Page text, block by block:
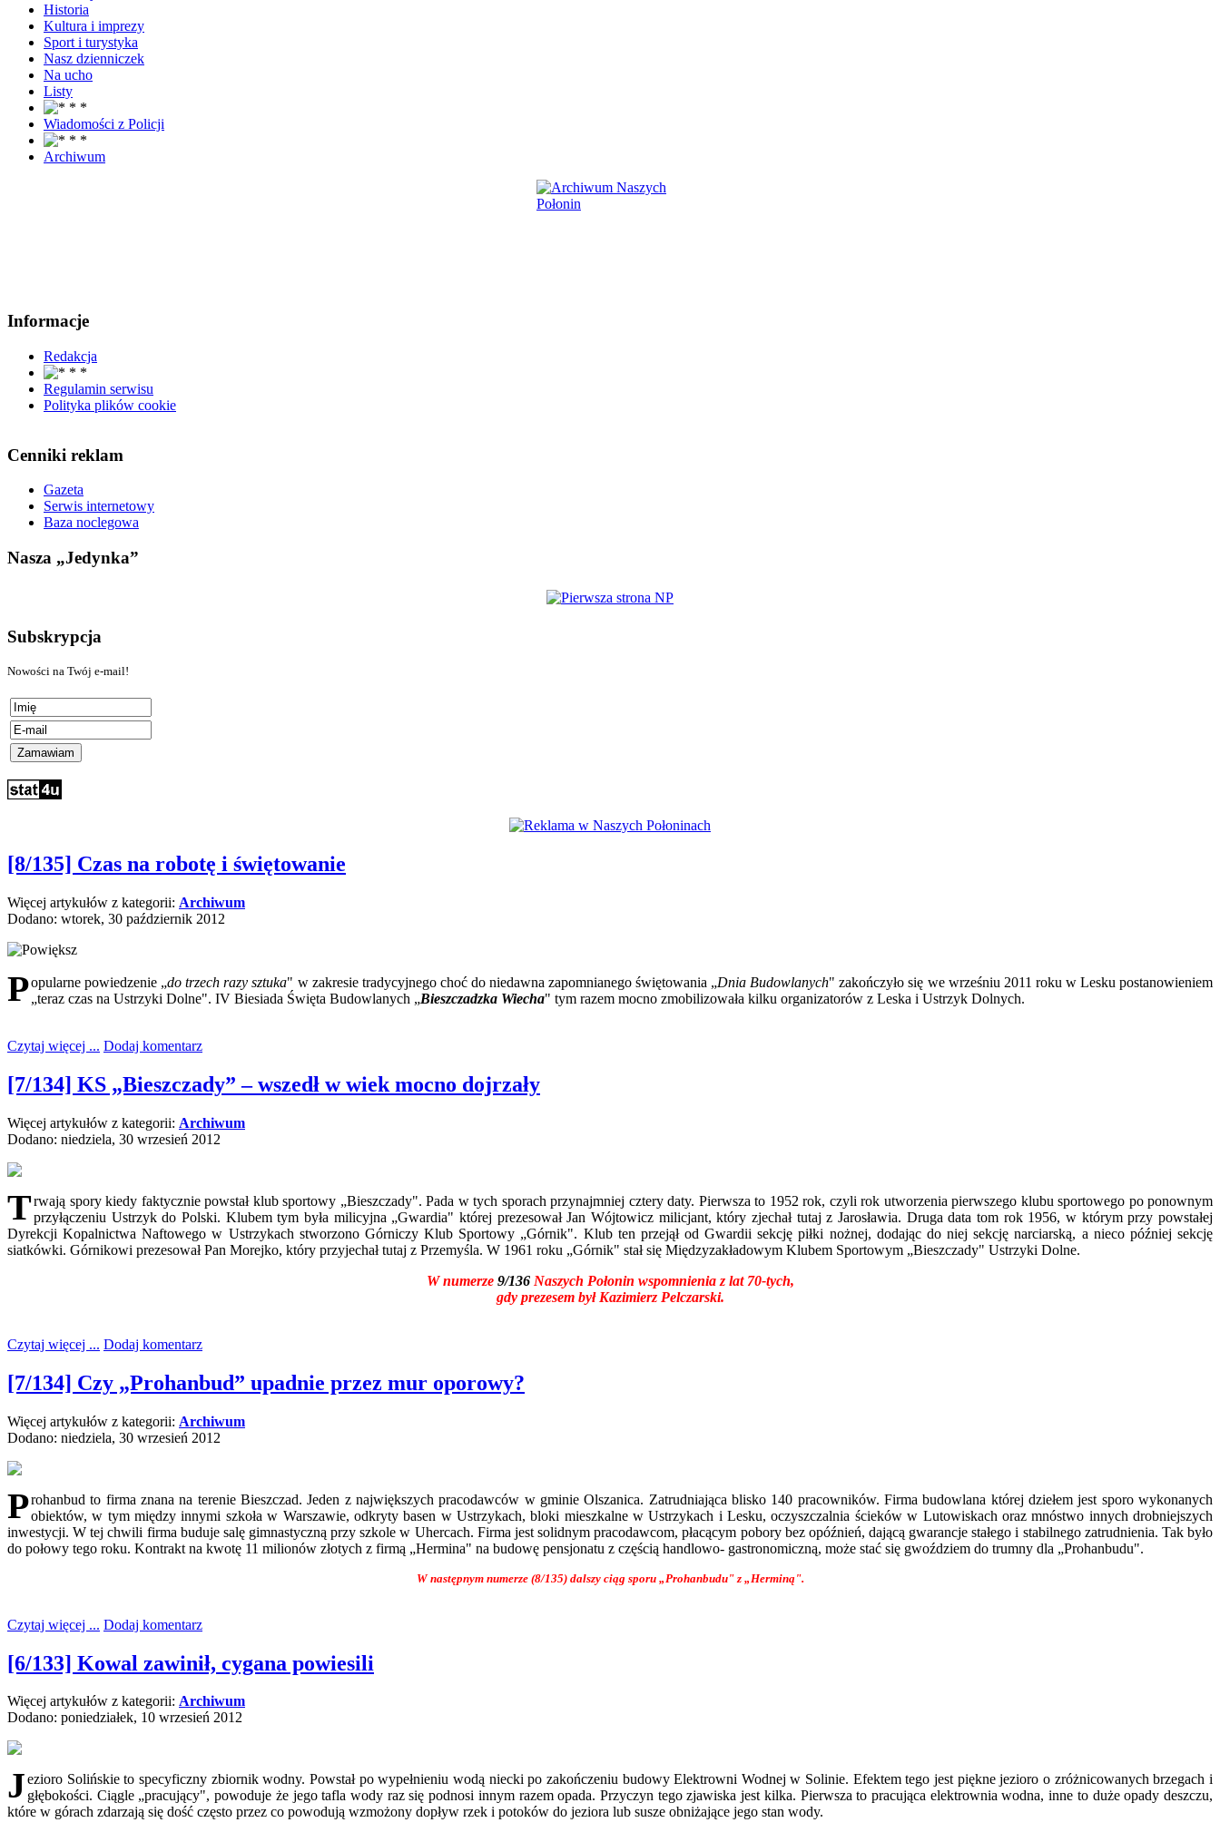
Historia
Kultura i imprezy
Sport i turystyka
Nasz dzienniczek
Na ucho
Listy
Wiadomości z Policji
Archiwum
Informacje
Redakcja
Regulamin serwisu
Polityka plików cookie
Cenniki reklam
Gazeta
Serwis internetowy
Baza noclegowa
Nasza „Jedynka”
Subskrypcja
Nowości na Twój e-mail!
[8/135] Czas na robotę i świętowanie
Więcej artykułów z kategorii: Archiwum
Dodano: wtorek, 30 październik 2012
Popularne powiedzenie „do trzech razy sztuka" w zakresie tradycyjnego choć do niedawna zapomnianego świętowania „Dnia Budowlanych" zakończyło się we wrześniu 2011 roku w Lesku postanowieniem
„teraz czas na Ustrzyki Dolne". IV Biesiada Święta Budowlanych „Bieszczadzka Wiecha" tym razem mocno zmobilizowała kilku organizatorów z Leska i Ustrzyk Dolnych.
Czytaj więcej ... Dodaj komentarz
[7/134] KS „Bieszczady” – wszedł w wiek mocno dojrzały
Więcej artykułów z kategorii: Archiwum
Dodano: niedziela, 30 wrzesień 2012
Trwają spory kiedy faktycznie powstał klub sportowy „Bieszczady". Pada w tych sporach przynajmniej cztery daty. Pierwsza to 1952 rok, czyli rok utworzenia pierwszego klubu sportowego po ponownym
przyłączeniu Ustrzyk do Polski. Klubem tym była milicyjna „Gwardia" której prezesował Jan Wójtowicz milicjant, który zjechał tutaj z Jarosławia. Druga data tom rok 1956, w którym przy powstałej
Dyrekcji Kopalnictwa Naftowego w Ustrzykach stworzono Górniczy Klub Sportowy „Górnik". Klub ten przejął od Gwardii sekcję piłki nożnej, dodając do niej sekcję narciarską, a nieco później sekcję
siatkówki. Górnikowi prezesował Pan Morejko, który przyjechał tutaj z Przemyśla. W 1961 roku „Górnik" stał się Międzyzakładowym Klubem Sportowym „Bieszczady" Ustrzyki Dolne.
W numerze 9/136Naszych Połonin wspomnienia z lat 70-tych,
gdy prezesem był Kazimierz Pelczarski.
Czytaj więcej ... Dodaj komentarz
[7/134] Czy „Prohanbud” upadnie przez mur oporowy?
Więcej artykułów z kategorii: Archiwum
Dodano: niedziela, 30 wrzesień 2012
Prohanbud to firma znana na terenie Bieszczad. Jeden z największych pracodawców w gminie Olszanica. Zatrudniająca blisko 140 pracowników. Firma budowlana której dziełem jest sporo wykonanych
obiektów, w tym między innymi szkoła w Warszawie, odkryty basen w Ustrzykach, bloki mieszkalne w Ustrzykach i Lesku, oczyszczalnia ścieków w Lutowiskach oraz mnóstwo innych drobniejszych
inwestycji. W tej chwili firma buduje salę gimnastyczną przy szkole w Uhercach. Firma jest solidnym pracodawcom, płacącym pobory bez opóźnień, dającą gwarancje stałego i stabilnego zatrudnienia. Tak było
do połowy tego roku. Kontrakt na kwotę 11 milionów złotych z firmą „Hermina" na budowę pensjonatu z częścią handlowo- gastronomiczną, może stać się gwoździem do trumny dla „Prohanbudu".
W następnym numerze (8/135) dalszy ciąg sporu „Prohanbudu" z „Herminą".
Czytaj więcej ... Dodaj komentarz
[6/133] Kowal zawinił, cygana powiesili
Więcej artykułów z kategorii: Archiwum
Dodano: poniedziałek, 10 wrzesień 2012
Jezioro Solińskie to specyficzny zbiornik wodny. Powstał po wypełnieniu wodą niecki po zakończeniu budowy Elektrowni Wodnej w Solinie. Efektem tego jest piękne jezioro o zróżnicowanych brzegach i
głębokości. Ciągle „pracujący", powoduje że jego tafla wody raz się podnosi innym razem opada. Przyczyn tego zjawiska jest kilka. Pierwsza to pracująca elektrownia wodna, inne to duże opady deszczu,
które w górach zdarzają się dość często przez co powodują wzmożony dopływ rzek i potoków do jeziora lub susze obniżające jego stan wody.